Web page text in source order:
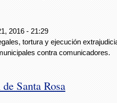
2016 - 21:29
tortura y ejecución
contra comunicadores.
Santa Rosa